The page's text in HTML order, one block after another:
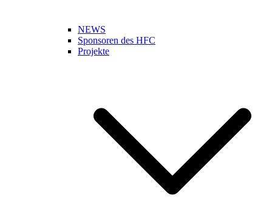
NEWS
Sponsoren des HFC
Projekte